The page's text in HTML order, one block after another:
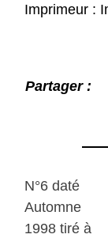
Imprimeur :
Partager :
N°6 daté
Automne
1998 tiré à